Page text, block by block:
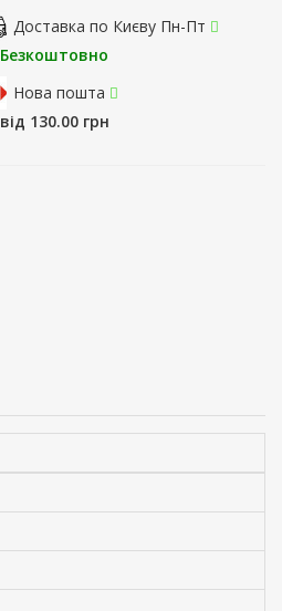
Доставка по Києву Пн-Пт
Безкоштовно
Нова пошта
від 130.00 грн